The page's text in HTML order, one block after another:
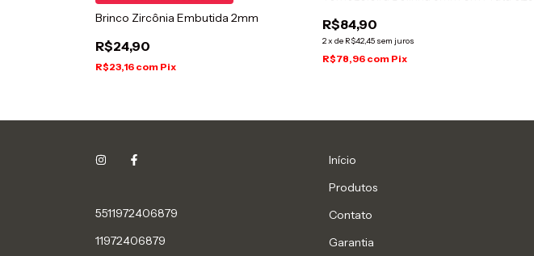
Brinco Zircônia Embutida 2mm
R$24,90
R$23,16 com Pix
R$84,90
2x de R$42,45 sem juros
R$78,96 com Pix
5511972406879
11972406879
Início
Produtos
Contato
Garantia